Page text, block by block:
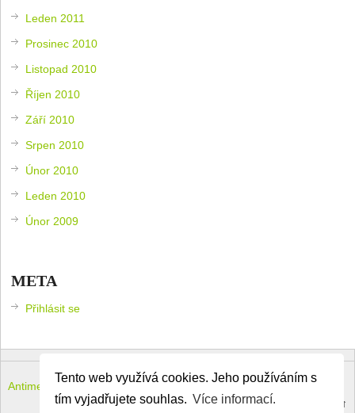
Tento web využívá cookies. Jeho používáním s
tím vyjadřujete souhlas. Více informací.
Leden 2011
Prosinec 2010
Listopad 2010
Říjen 2010
Září 2010
Srpen 2010
Únor 2010
Leden 2010
Únor 2009
META
Přihlásit se
Antimeloun – komouši dneškaCopyright © 2026.
Theme byMyThemeShop. Back to Top ↑